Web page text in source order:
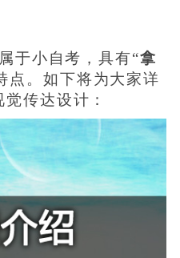
于小自考，具有“拿
点。如下将为大家详
传达设计：